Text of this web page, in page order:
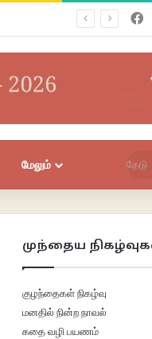
மேலும்
முந்தைய
குழந்தைகள் நிகழ்வு
மனதில் நின்ற நாவல்
கதை வழி பயணம்